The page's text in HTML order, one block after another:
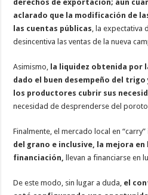
derechos de exportación; aun
aclarado que la modificación de
las cuentas públicas , la
desincentiva las ventas de la nueva
Asimismo,
la liquidez obtenida por
dado el buen desempeño del
los productores cubrir sus
necesidad de desprenderse del
Finalmente, el mercado local en “carry”
del grano e inclusive, la mejora en
financiación,
llevan a financiarse en
De este modo, sin lugar a duda, el